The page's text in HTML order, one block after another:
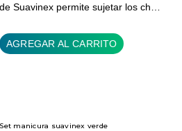
de Suavinex permite sujetar los ch…
AGREGAR AL CARRITO
Set manicura suavinex verde